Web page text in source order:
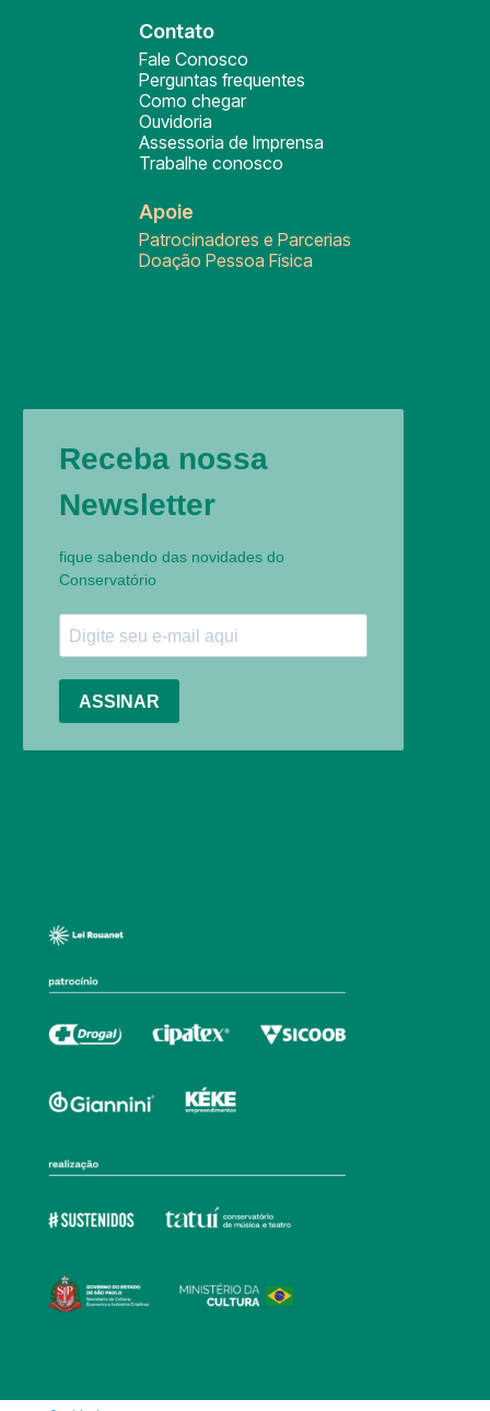
Contato
Fale Conosco
Perguntas frequentes
Como chegar
Ouvidoria
Assessoria de Imprensa
Trabalhe conosco
Apoie
Patrocinadores e Parcerias
Doação Pessoa Física